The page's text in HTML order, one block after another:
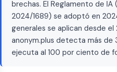
brechas. El Reglamento de IA
2024/1689) se adoptó en
generales se aplican desde
anonym.plus detecta más
ejecuta al 100 por ciento de